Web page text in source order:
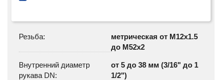
Резьба:
метрическая от M12x1.5
до М52х2
Внутренний диаметр
рукава DN:
от 5 до 38 мм (3/16" до 1
1/2")